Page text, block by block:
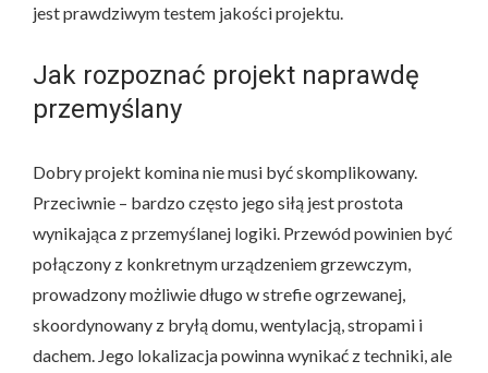
jest prawdziwym testem jakości projektu.
Jak rozpoznać projekt naprawdę
przemyślany
Dobry projekt komina nie musi być skomplikowany.
Przeciwnie – bardzo często jego siłą jest prostota
wynikająca z przemyślanej logiki. Przewód powinien być
połączony z konkretnym urządzeniem grzewczym,
prowadzony możliwie długo w strefie ogrzewanej,
skoordynowany z bryłą domu, wentylacją, stropami i
dachem. Jego lokalizacja powinna wynikać z techniki, ale